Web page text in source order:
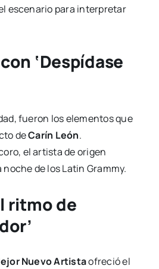
escenario para interpretar
‘Despídase
fueron los elementos que
deCarín León.
el artista de origen
de los Latin Grammy.
ritmo de
Nuevo Artistaofreció el